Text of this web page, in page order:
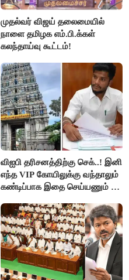
முதல்வர் விஜய் தலைமையில்
நாளை தமிழக எம்.பி.க்கள்
கலந்தாய்வு கூட்டம்!
விஐபி தரிசனத்திற்கு செக்..! இனி
எந்த VIP கோயிலுக்கு வந்தாலும்
கண்டிப்பாக இதை செய்யணும் -